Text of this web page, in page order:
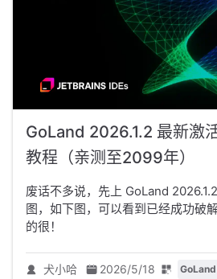
GoLand 2026.1.2 最新激
教程（亲测至2099年）
废话不多说，先上 GoLand
图，如下图，可以看到已经成功破
的很！
犬小哈 2026/5/18